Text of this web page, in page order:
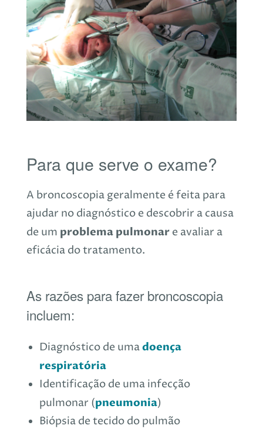
Para que serve o exame?
A broncoscopia geralmente é feita para
ajudar no diagnóstico e descobrir a causa
de um problema pulmonar e avaliar a
eficácia do tratamento.
As razões para fazer broncoscopia
incluem:
Diagnóstico de umadoença
respiratória
Identificação de uma infecção
pulmonar (pneumonia)
Biópsia de tecido do pulmão